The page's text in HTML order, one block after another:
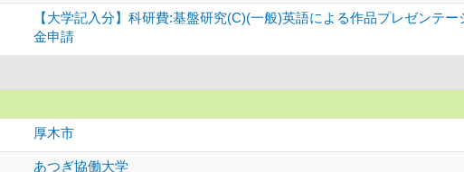
【大学記入分】科研費:基盤研究(C)(一般)英語による作品プレゼンテ
金申請
厚木市
あつぎ協働大学